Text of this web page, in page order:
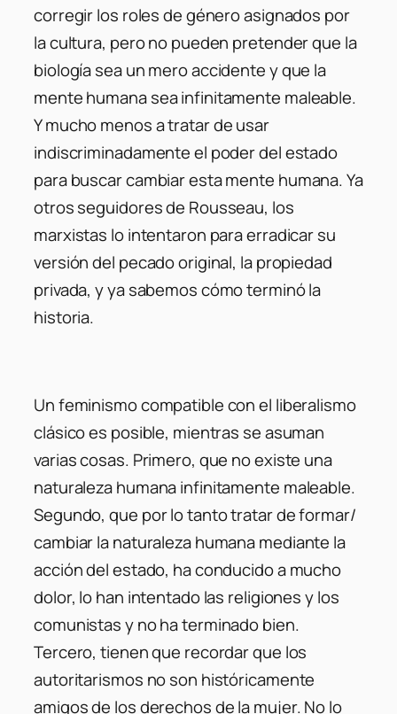
corregir los roles de género asignados por
la cultura, pero no pueden pretender que la
biología sea un mero accidente y que la
mente humana sea infinitamente maleable.
Y mucho menos a tratar de usar
indiscriminadamente el poder del estado
para buscar cambiar esta mente humana. Ya
otros seguidores de Rousseau, los
marxistas lo intentaron para erradicar su
versión del pecado original, la propiedad
privada, y ya sabemos cómo terminó la
historia.
Un feminismo compatible con el liberalismo
clásico es posible, mientras se asuman
varias cosas. Primero, que no existe una
naturaleza humana infinitamente maleable.
Segundo, que por lo tanto tratar de formar/
cambiar la naturaleza humana mediante la
acción del estado, ha conducido a mucho
dolor, lo han intentado las religiones y los
comunistas y no ha terminado bien.
Tercero, tienen que recordar que los
autoritarismos no son históricamente
amigos de los derechos de la mujer. No lo